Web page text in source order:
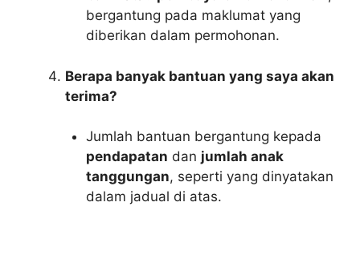
bergantung pada maklumat yang
diberikan dalam permohonan.
Berapa banyak bantuan yang saya akan
terima?
Jumlah bantuan bergantung kepada
pendapatan dan jumlah anak
tanggungan, seperti yang dinyatakan
dalam jadual di atas.